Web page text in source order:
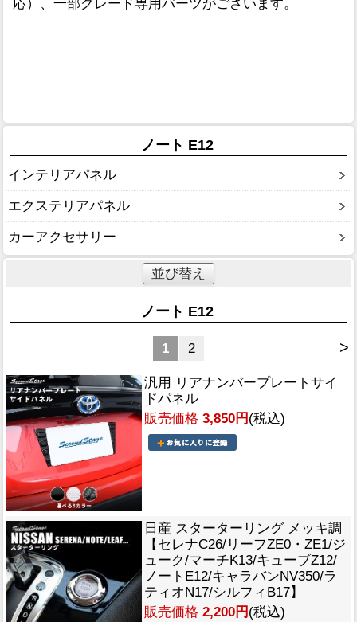
応）、一部グレード専用パーツがございます。
ノート E12
インテリアパネル
エクステリアパネル
カーアクセサリー
並び替え
ノート E12
>
1 2
汎用 リアナンバープレートサイ
ドパネル
販売価格 3,850円 (税込)
日産 スターターリング メッキ調
【セレナC26/リーフZE0・ZE1/ジ
ューク/マーチK13/キューブZ12/
ノートE12/キャラバンNV350/ラ
ティオN17/シルフィB17】
販売価格 2,200円 (税込)